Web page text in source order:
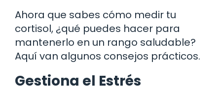
Ahora que sabes cómo medir tu
cortisol, ¿qué puedes hacer para
mantenerlo en un rango saludable?
Aquí van algunos consejos prácticos.
Gestiona el Estrés